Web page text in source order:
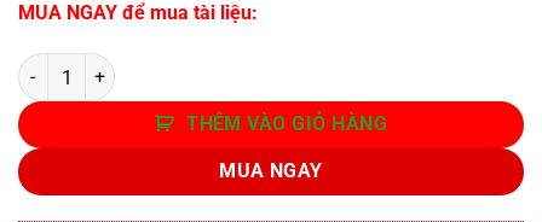
MUA NGAY để mua tài liệu:
Số lượng
THÊM VÀO GIỎ HÀNG
MUA NGAY